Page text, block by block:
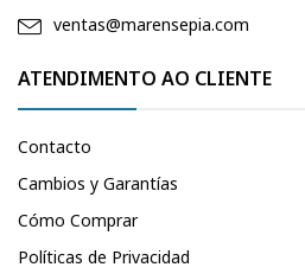
ventas@marensepia.com
ATENDIMENTO AO CLIENTE
Contacto
Cambios y Garantías
Cómo Comprar
Políticas de Privacidad